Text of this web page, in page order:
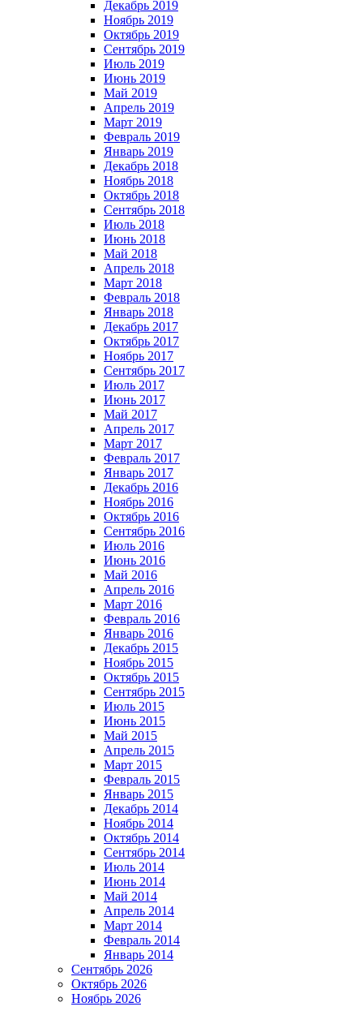
Декабрь 2019
Ноябрь 2019
Октябрь 2019
Сентябрь 2019
Июль 2019
Июнь 2019
Май 2019
Апрель 2019
Март 2019
Февраль 2019
Январь 2019
Декабрь 2018
Ноябрь 2018
Октябрь 2018
Сентябрь 2018
Июль 2018
Июнь 2018
Май 2018
Апрель 2018
Март 2018
Февраль 2018
Январь 2018
Декабрь 2017
Октябрь 2017
Ноябрь 2017
Сентябрь 2017
Июль 2017
Июнь 2017
Май 2017
Апрель 2017
Март 2017
Февраль 2017
Январь 2017
Декабрь 2016
Ноябрь 2016
Октябрь 2016
Сентябрь 2016
Июль 2016
Июнь 2016
Май 2016
Апрель 2016
Март 2016
Февраль 2016
Январь 2016
Декабрь 2015
Ноябрь 2015
Октябрь 2015
Сентябрь 2015
Июль 2015
Июнь 2015
Май 2015
Апрель 2015
Март 2015
Февраль 2015
Январь 2015
Декабрь 2014
Ноябрь 2014
Октябрь 2014
Сентябрь 2014
Июль 2014
Июнь 2014
Май 2014
Апрель 2014
Март 2014
Февраль 2014
Январь 2014
Сентябрь 2026
Октябрь 2026
Ноябрь 2026